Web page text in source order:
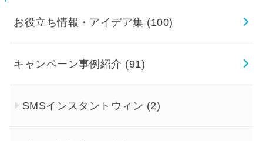
お役立ち情報・アイデア集 (100)
キャンペーン事例紹介 (91)
SMSインスタントウィン (2)